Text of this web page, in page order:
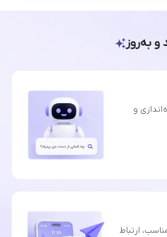
به‌روز
و
ارتباط